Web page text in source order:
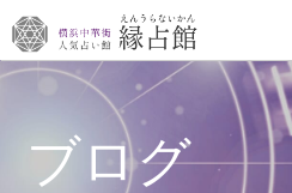
ブログ